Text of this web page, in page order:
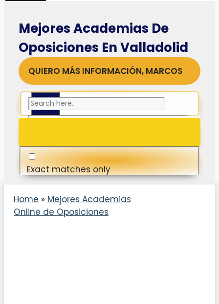
Mejores Academias De
Oposiciones En Valladolid
QUIERO MÁS INFORMACIÓN, MARCOS
Exact matches only
Search in title
Search in content
Home » Mejores Academias
Online de Oposiciones